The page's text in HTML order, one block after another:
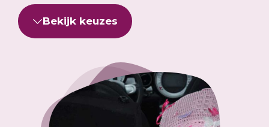
Bekijk keuzes